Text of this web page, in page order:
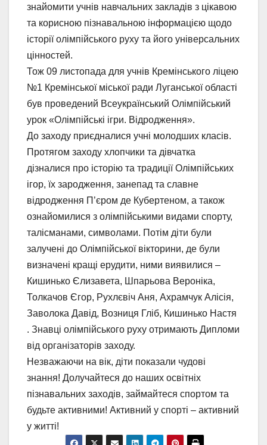
знайомити учнів навчальних закладів з цікавою
та корисною пізнавальною інформацією щодо
історії олімпійського руху та його універсальних
цінностей.
Тож 09 листопада для учнів Кремінського ліцею
№1 Кремінської міської ради Луганської області
був проведений Всеукраїнський Олімпійський
урок «Олімпійські ігри. Відродження».
До заходу приєдналися учні молодших класів.
Протягом заходу хлопчики та дівчатка
дізналися про історію та традиції Олімпійських
ігор, їх зародження, занепад та славне
відродження П’єром де Кубертеном, а також
ознайомилися з олімпійськими видами спорту,
талісманами, символами. Потім діти були
залучені до Олімпійської вікторини, де були
визначені кращі ерудити, ними виявилися –
Кишинько Єлизавета, Шпарьова Вероніка,
Толкачов Єгор, Рухлєвіч Аня, Ахрамчук Алісія,
Заволока Давід, Возниця Гліб, Кишинько Настя
. Знавці олімпійського руху отримають Дипломи
від організаторів заходу.
Незважаючи на вік, діти показали чудові
знання! Долучайтеся до наших освітніх
пізнавальних заходів, займайтеся спортом та
будьте активними! Активний у спорті – активний
у житті!